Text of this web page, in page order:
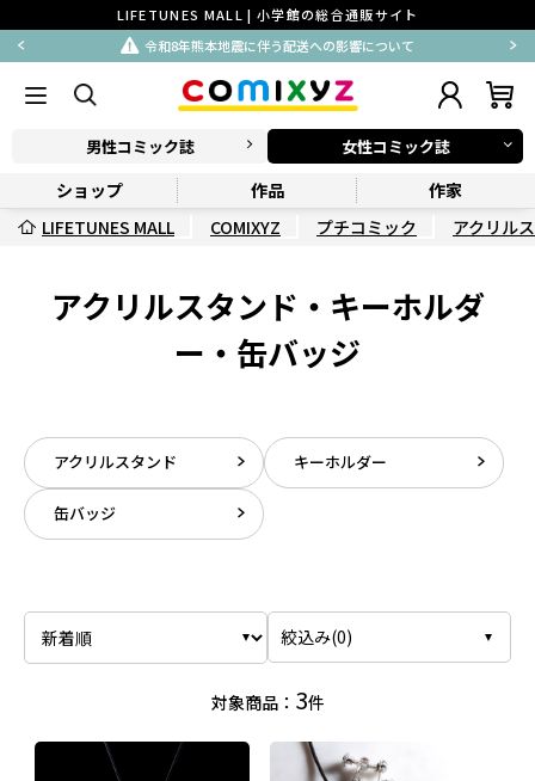
LIFETUNES MALL | 小学館の総合通販サイト
令和8年熊本地震に伴う配送への影響について
男性コミック誌 女性コミック誌
ショップ 作品
作家
LIFETUNES MALL
COMIXYZ プチコミック アクリル
アクリルスタンド・キーホルダ
ー・缶バッジ
アクリルスタンド キーホルダー
缶バッジ
絞込み(0)
対象商品： 3件